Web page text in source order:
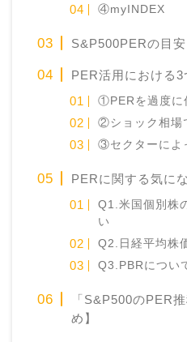
④myINDEX
S&P500PERの目安
PER活用における3
①PERを過度に
②ショック相場
③セクターによ
PERに関する気に
Q1.米国個別株
い
Q2.日経平均株
Q3.PBRについ
「S&P500のPER
め】